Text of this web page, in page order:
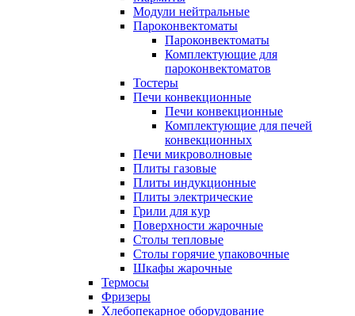
Модули нейтральные
Пароконвектоматы
Пароконвектоматы
Комплектующие для
пароконвектоматов
Тостеры
Печи конвекционные
Печи конвекционные
Комплектующие для печей
конвекционных
Печи микроволновые
Плиты газовые
Плиты индукционные
Плиты электрические
Грили для кур
Поверхности жарочные
Столы тепловые
Столы горячие упаковочные
Шкафы жарочные
Термосы
Фризеры
Хлебопекарное оборудование